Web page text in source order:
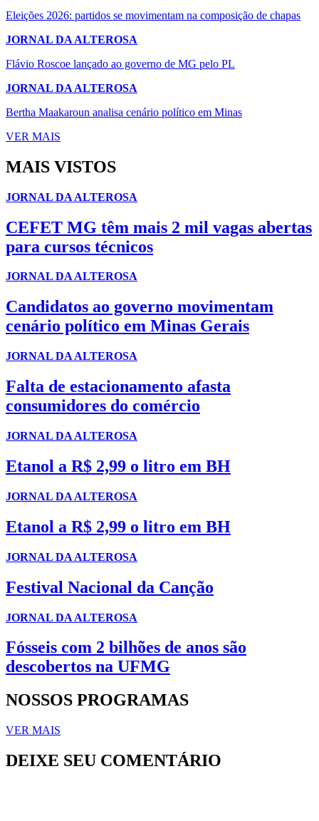
Eleições 2026: partidos se movimentam na composição de chapas
JORNAL DA ALTEROSA
Flávio Roscoe lançado ao governo de MG pelo PL
JORNAL DA ALTEROSA
Bertha Maakaroun analisa cenário político em Minas
VER MAIS
MAIS VISTOS
JORNAL DA ALTEROSA
CEFET MG têm mais 2 mil vagas abertas
para cursos técnicos
JORNAL DA ALTEROSA
Candidatos ao governo movimentam
cenário político em Minas Gerais
JORNAL DA ALTEROSA
Falta de estacionamento afasta
consumidores do comércio
JORNAL DA ALTEROSA
Etanol a R$ 2,99 o litro em BH
JORNAL DA ALTEROSA
Etanol a R$ 2,99 o litro em BH
JORNAL DA ALTEROSA
Festival Nacional da Canção
JORNAL DA ALTEROSA
Fósseis com 2 bilhões de anos são
descobertos na UFMG
NOSSOS PROGRAMAS
VER MAIS
DEIXE SEU COMENTÁRIO